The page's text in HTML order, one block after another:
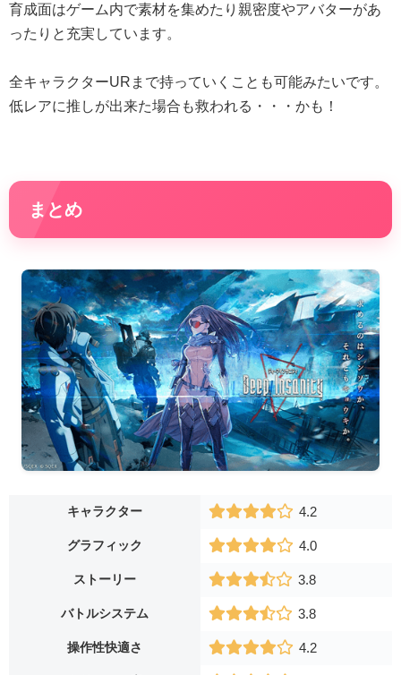
育成面はゲーム内で素材を集めたり親密度やアバターがあ
ったりと充実しています。
全キャラクターURまで持っていくことも可能みたいです。
低レアに推しが出来た場合も救われる・・・かも！
まとめ
キャラクター 4.2
グラフィック 4.0
ストーリー 3.8
バトルシステム 3.8
操作性快適さ 4.2